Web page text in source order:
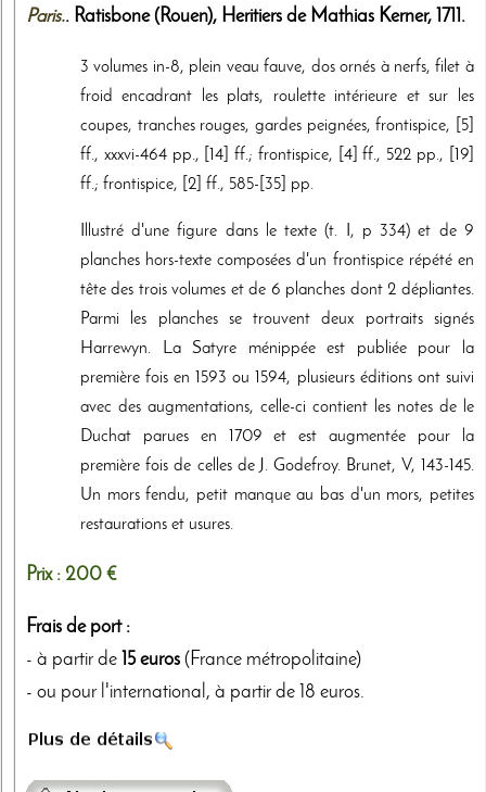
Paris.. Ratisbone (Rouen), Heritiers de Mathias Kerner, 1711 .
3 volumes in-8, plein veau fauve, dos ornés à nerfs, filet à
froid encadrant les plats, roulette intérieure et sur les
coupes, tranches rouges, gardes peignées, frontispice, [5]
ff., xxxvi-464 pp., [14] ff.; frontispice, [4] ff., 522 pp., [19]
ff.; frontispice, [2] ff., 585-[35] pp.
Illustré d'une figure dans le texte (t. I, p 334) et de 9
planches hors-texte composées d'un frontispice répété en
tête des trois volumes et de 6 planches dont 2 dépliantes.
Parmi les planches se trouvent deux portraits signés
Harrewyn. La Satyre ménippée est publiée pour la
première fois en 1593 ou 1594, plusieurs éditions ont suivi
avec des augmentations, celle-ci contient les notes de le
Duchat parues en 1709 et est augmentée pour la
première fois de celles de J. Godefroy. Brunet, V, 143-145.
Un mors fendu, petit manque au bas d'un mors, petites
restaurations et usures.
Prix : 200 €
Frais de port :
- à partir de 15 euros (France métropolitaine)
- ou pour l'international, à partir de 18 euros.